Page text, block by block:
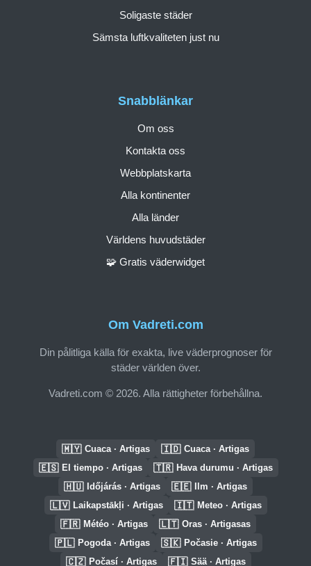
Om Vadreti.com
Din pålitliga källa för exakta, live väderprognoser för
städer världen över.
Vadreti.com © 2026. Alla rättigheter förbehållna.
Snabblänkar
Om oss
Kontakta oss
Webbplatskarta
Alla kontinenter
Alla länder
Världens huvudstäder
🧩 Gratis väderwidget
Soligaste städer
Sämsta luftkvaliteten just nu
🇲🇾 Cuaca · Artigas 🇮🇩 Cuaca · Artigas
🇪🇸 El tiempo · Artigas 🇹🇷 Hava durumu · Artigas
🇭🇺 Időjárás · Artigas 🇪🇪 Ilm · Artigas
🇱🇻 Laikapstākļi · Artigas 🇮🇹 Meteo · Artigas
🇫🇷 Météo · Artigas 🇱🇹 Oras · Artigasas
🇵🇱 Pogoda · Artigas 🇸🇰 Počasie · Artigas
🇨🇿 Počasí · Artigas 🇫🇮 Sää · Artigas